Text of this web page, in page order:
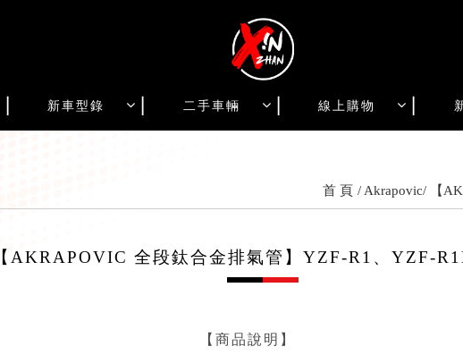
新車型錄 二手車輛 線上購物
首 頁 Akrapovic 【
【AKRAPOVIC 全段鈦合金排氣管】YZF-R1、YZF-
【商品說明】